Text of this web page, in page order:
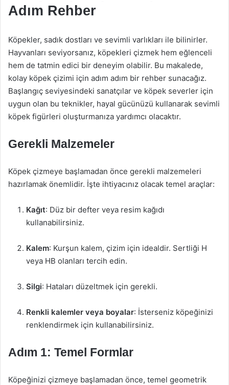
Adım Rehber
Köpekler, sadık dostları ve sevimli varlıkları ile bilinirler.
Hayvanları seviyorsanız, köpekleri çizmek hem eğlenceli
hem de tatmin edici bir deneyim olabilir. Bu makalede,
kolay köpek çizimi için adım adım bir rehber sunacağız.
Başlangıç seviyesindeki sanatçılar ve köpek severler için
uygun olan bu teknikler, hayal gücünüzü kullanarak sevimli
köpek figürleri oluşturmanıza yardımcı olacaktır.
Gerekli Malzemeler
Köpek çizmeye başlamadan önce gerekli malzemeleri
hazırlamak önemlidir. İşte ihtiyacınız olacak temel araçlar:
Kağıt: Düz bir defter veya resim kağıdı
kullanabilirsiniz.
Kalem: Kurşun kalem, çizim için idealdir. Sertliği H
veya HB olanları tercih edin.
Silgi: Hataları düzeltmek için gerekli.
Renkli kalemler veya boyalar: İsterseniz köpeğinizi
renklendirmek için kullanabilirsiniz.
Adım 1: Temel Formlar
Köpeğinizi çizmeye başlamadan önce, temel geometrik